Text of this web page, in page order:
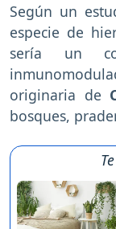
Según un
especie de
sería un
originaria de
bosques,